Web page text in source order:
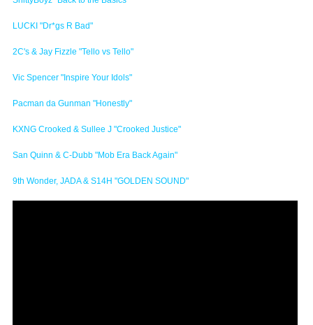
LUCKI "Dr*gs R Bad"
2C's & Jay Fizzle "Tello vs Tello"
Vic Spencer "Inspire Your Idols"
Pacman da Gunman "Honestly"
KXNG Crooked & Sullee J "Crooked Justice"
San Quinn & C-Dubb "Mob Era Back Again"
9th Wonder, JADA & S14H "GOLDEN SOUND"